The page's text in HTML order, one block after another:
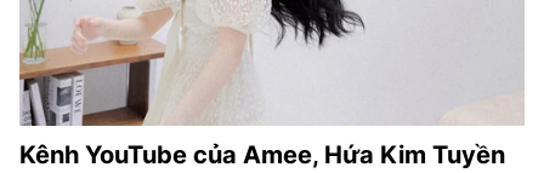
Kênh YouTube của Amee, Hứa Kim Tuyền